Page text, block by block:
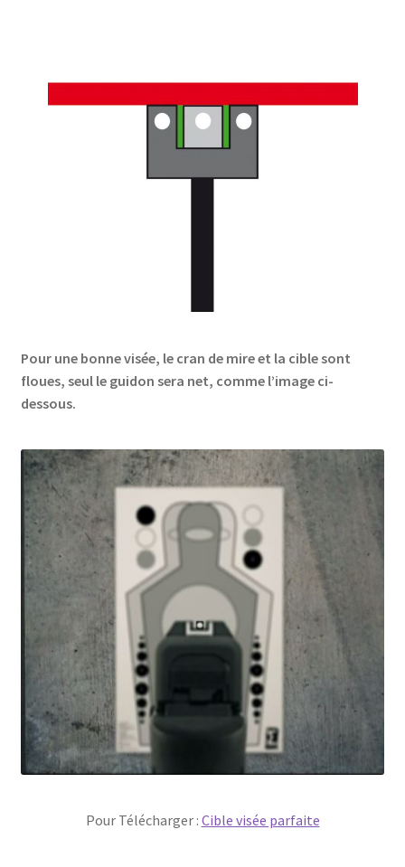
Pour une bonne visée, le cran de mire et la cible sont
floues, seul le guidon sera net, comme l’image ci-
dessous.
Pour Télécharger : Cible visée parfaite